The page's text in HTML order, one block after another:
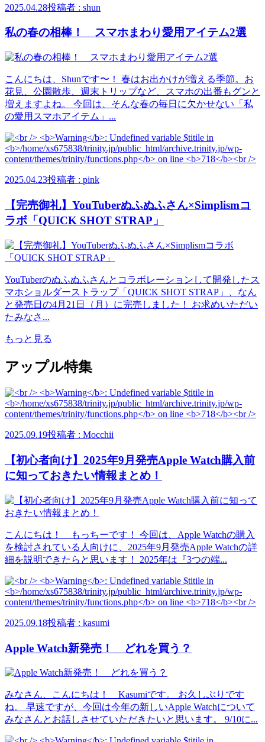
2025.04.28投稿者 : shun
私の春の相棒！ スマホまわり愛用アイテム2選
こんにちは、Shunです〜！ 春はお出かけが増える季節。お
花見、公園散歩、週末トリップなど、スマホの出番もグンと
増えますよね。 今回は、そんな春の毎日に欠かせない「私
の愛用スマホアイテム」...
2025.04.23投稿者 : pink
【完売御礼】YouTuberぬふぬふさん×Simplismコ
ラボ「QUICK SHOT STRAP」
YouTuberのぬふぬふさんとコラボレーションして開発したス
マホショルダーストラップ「QUICK SHOT STRAP」、なん
と発売日の4月21日（月）に完売しました！ お求めいただい
たみなさ...
もっと見る
アップル特集
2025.09.19投稿者 : Mocchii
【初心者向け】2025年9月発売Apple Watch購入前
に知っておきたい情報まとめ！
こんにちは！ もっちーです！ 今回は、Apple Watchの購入
を検討されている人向けに、2025年9月発売Apple Watchの詳
細を説明できたらと思います！ 2025年は『3つの端...
2025.09.18投稿者 : kasumi
Apple Watch新発売！ どれを買う？
みなさん、こんにちは！ Kasumiです。 お久しぶりです
ね。 早速ですが、今回は今年の新しいApple Watchについて
みなさんとお話しさせていただきたいと思います。 9/10に...